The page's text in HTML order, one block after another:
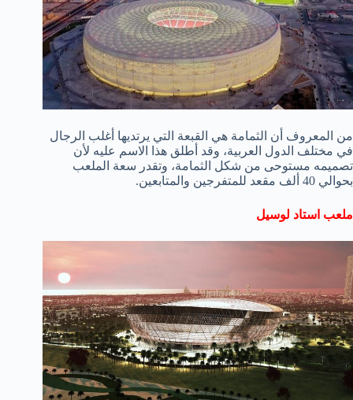
من المعروف أن الثمامة هي القبعة التي يرتديها أغلب الرجال
في مختلف الدول العربية، وقد أطلق هذا الاسم عليه لأن
تصميمه مستوحى من شكل الثمامة، وتقدر سعة الملعب
بحوالي 40 ألف مقعد للمتفرجين والمتابعين.
ملعب استاد لوسيل